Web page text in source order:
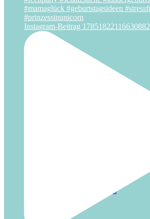
IDEEN
Mitmach-Videos
Instagram-Beitrag 17851822116630882